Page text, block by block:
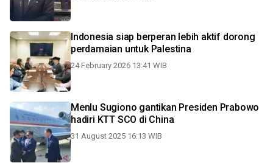
Indonesia siap berperan lebih aktif dorong
perdamaian untuk Palestina
24 February 2026 13:41 WIB
Menlu Sugiono gantikan Presiden Prabowo
hadiri KTT SCO di China
31 August 2025 16:13 WIB